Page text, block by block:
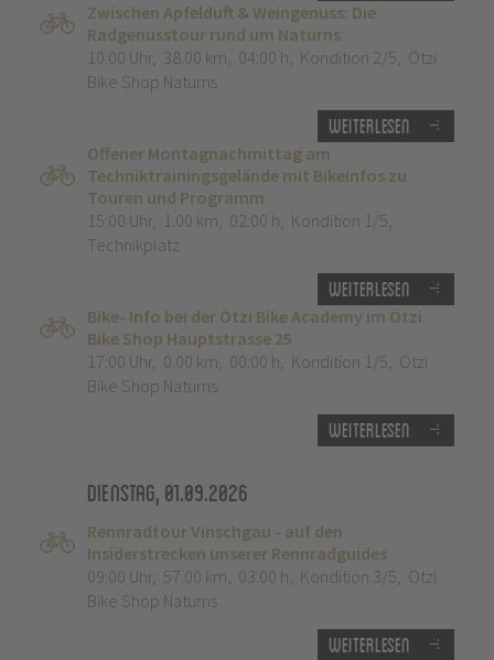
Zwischen Apfelduft & Weingenuss: Die
Radgenusstour rund um Naturns
10:00 Uhr, 38.00 km, 04:00 h, Kondition 2/5, Ötzi
Bike Shop Naturns
Weiterlesen
Offener Montagnachmittag am
Techniktrainingsgelände mit Bikeinfos zu
Touren und Programm
15:00 Uhr, 1.00 km, 02:00 h, Kondition 1/5,
Technikplatz
Weiterlesen
Bike- Info bei der Ötzi Bike Academy im Ötzi
Bike Shop Hauptstrasse 25
17:00 Uhr, 0.00 km, 00:00 h, Kondition 1/5, Ötzi
Bike Shop Naturns
Weiterlesen
Dienstag, 01.09.2026
Rennradtour Vinschgau - auf den
Insiderstrecken unserer Rennradguides
09:00 Uhr, 57.00 km, 03:00 h, Kondition 3/5, Ötzi
Bike Shop Naturns
Weiterlesen